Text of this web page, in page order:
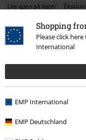
Shopping
Please click
International
EMP International
EMP Deutschland
Lite igjen på lager
Frakr 399,00
Warrior Amon Amarth